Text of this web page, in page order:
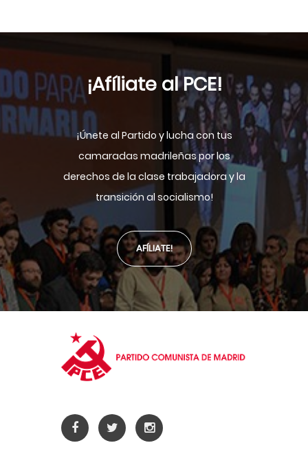
¡Afíliate al PCE!
¡Únete al Partido y lucha con tus
camaradas madrileñas por los
derechos de la clase trabajadora y la
transición al socialismo!
AFÍLIATE!